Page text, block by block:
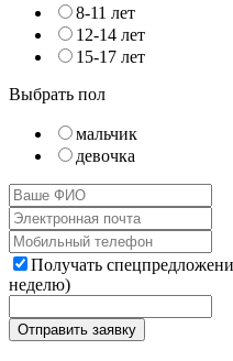
8-11 лет
12-14 лет
15-17 лет
Выбрать пол
мальчик
девочка
Получать
неделю)